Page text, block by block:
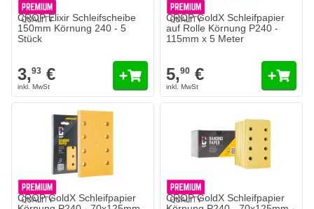
CROP Elixir Schleifscheibe
150mm Körnung 240 - 5
Stück
3,93 €
CROP GoldX Schleifpapier
auf Rolle Körnung P240 -
115mm x 5 Meter
5,90 €
CROP GoldX Schleifpapier
CROP GoldX Schleifpapier